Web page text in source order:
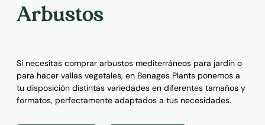
Arbustos
Si necesitas comprar arbustos mediterráneos para jardín o
para hacer vallas vegetales, en Benages Plants ponemos a
tu disposición distintas variedades en diferentes tamaños y
formatos, perfectamente adaptados a tus necesidades.